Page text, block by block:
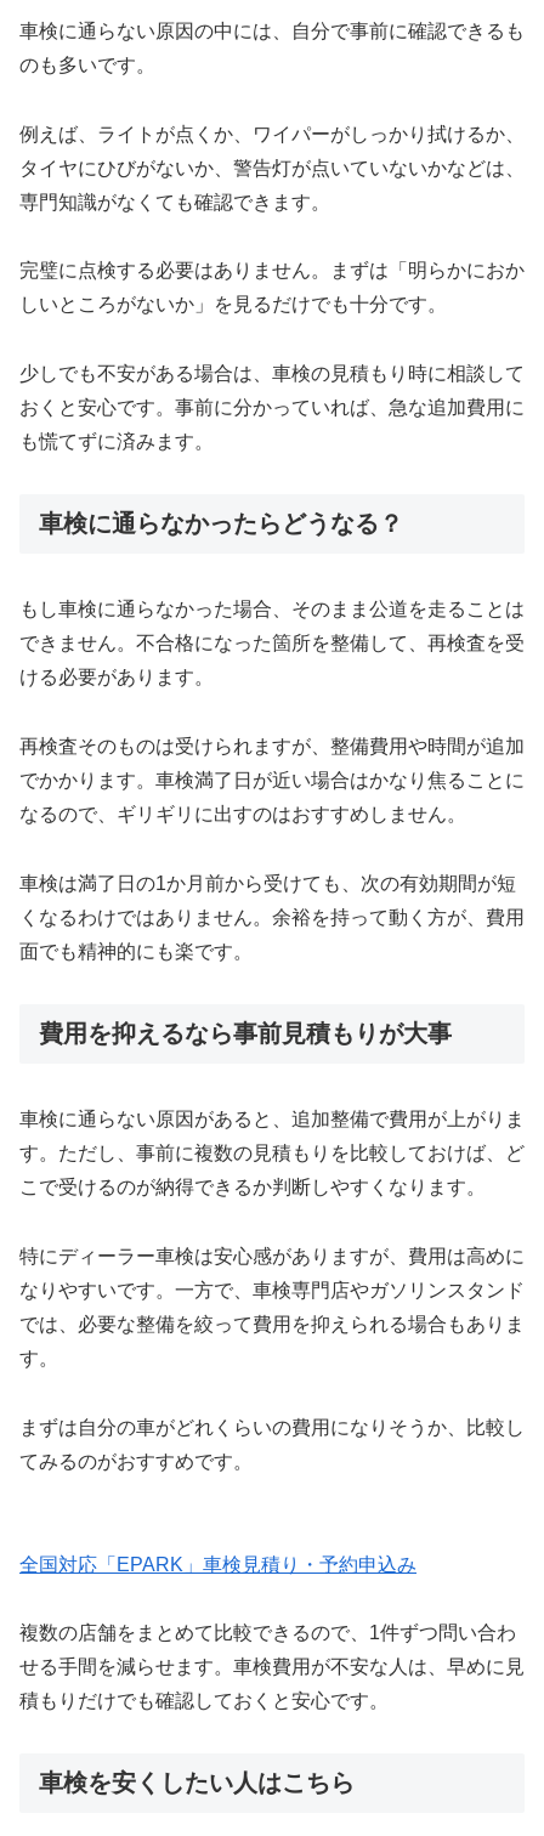
車検に通らない原因の中には、自分で事前に確認できるも
のも多いです。
例えば、ライトが点くか、ワイパーがしっかり拭けるか、
タイヤにひびがないか、警告灯が点いていないかなどは、
専門知識がなくても確認できます。
完璧に点検する必要はありません。まずは「明らかにおか
しいところがないか」を見るだけでも十分です。
少しでも不安がある場合は、車検の見積もり時に相談して
おくと安心です。事前に分かっていれば、急な追加費用に
も慌てずに済みます。
車検に通らなかったらどうなる？
もし車検に通らなかった場合、そのまま公道を走ることは
できません。不合格になった箇所を整備して、再検査を受
ける必要があります。
再検査そのものは受けられますが、整備費用や時間が追加
でかかります。車検満了日が近い場合はかなり焦ることに
なるので、ギリギリに出すのはおすすめしません。
車検は満了日の1か月前から受けても、次の有効期間が短
くなるわけではありません。余裕を持って動く方が、費用
面でも精神的にも楽です。
費用を抑えるなら事前見積もりが大事
車検に通らない原因があると、追加整備で費用が上がりま
す。ただし、事前に複数の見積もりを比較しておけば、ど
こで受けるのが納得できるか判断しやすくなります。
特にディーラー車検は安心感がありますが、費用は高めに
なりやすいです。一方で、車検専門店やガソリンスタンド
では、必要な整備を絞って費用を抑えられる場合もありま
す。
まずは自分の車がどれくらいの費用になりそうか、比較し
てみるのがおすすめです。
全国対応「EPARK」車検見積り・予約申込み
複数の店舗をまとめて比較できるので、1件ずつ問い合わ
せる手間を減らせます。車検費用が不安な人は、早めに見
積もりだけでも確認しておくと安心です。
車検を安くしたい人はこちら